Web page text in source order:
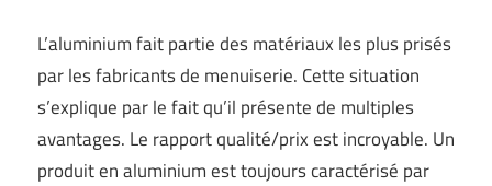
L’aluminium fait partie des matériaux les plus prisés
par les fabricants de menuiserie. Cette situation
s’explique par le fait qu’il présente de multiples
avantages. Le rapport qualité/prix est incroyable. Un
produit en aluminium est toujours caractérisé par